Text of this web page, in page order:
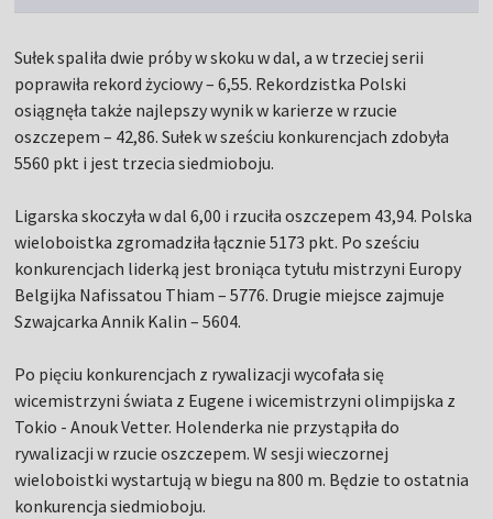
Sułek spaliła dwie próby w skoku w dal, a w trzeciej serii
poprawiła rekord życiowy – 6,55. Rekordzistka Polski
osiągnęła także najlepszy wynik w karierze w rzucie
oszczepem – 42,86. Sułek w sześciu konkurencjach zdobyła
5560 pkt i jest trzecia siedmioboju.
Ligarska skoczyła w dal 6,00 i rzuciła oszczepem 43,94. Polska
wieloboistka zgromadziła łącznie 5173 pkt. Po sześciu
konkurencjach liderką jest broniąca tytułu mistrzyni Europy
Belgijka Nafissatou Thiam – 5776. Drugie miejsce zajmuje
Szwajcarka Annik Kalin – 5604.
Po pięciu konkurencjach z rywalizacji wycofała się
wicemistrzyni świata z Eugene i wicemistrzyni olimpijska z
Tokio - Anouk Vetter. Holenderka nie przystąpiła do
rywalizacji w rzucie oszczepem. W sesji wieczornej
wieloboistki wystartują w biegu na 800 m. Będzie to ostatnia
konkurencja siedmioboju.